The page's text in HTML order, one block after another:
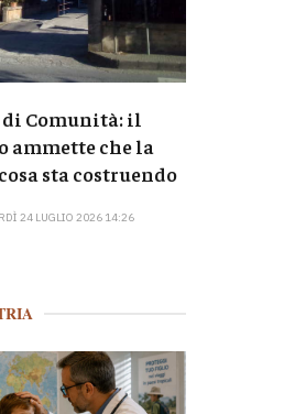
di Comunità: il
ammette che la
sta costruendo
24 LUGLIO 2026 14:26